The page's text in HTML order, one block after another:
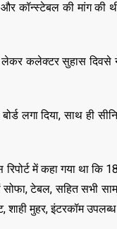
कॉन्स्टेबल की मांग की
कलेक्टर सुहास दिवसे
लगा दिया, साथ ही
में कहा गया था
टेबल, ​​सहित सभी
मुहर, इंटरकॉम उपलब्ध